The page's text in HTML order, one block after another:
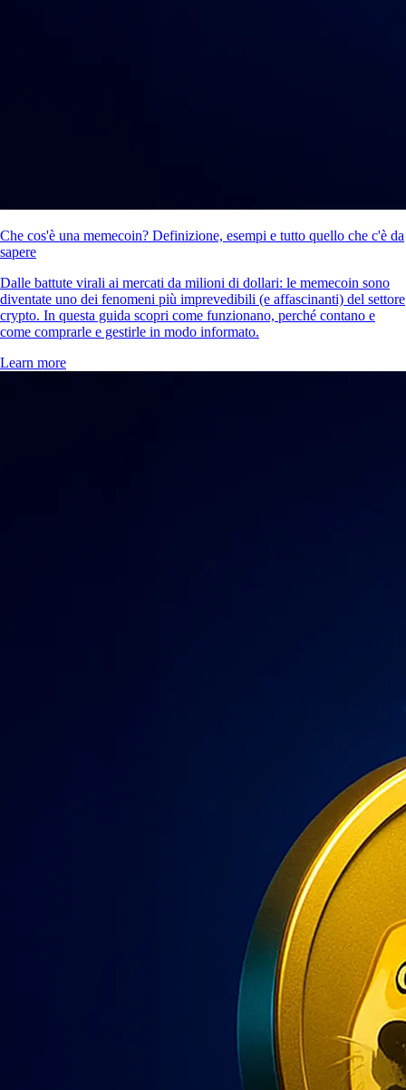
Che cos'è una memecoin? Definizione, esempi e tutto quello che c'è da
sapere
Dalle battute virali ai mercati da milioni di dollari: le memecoin sono
diventate uno dei fenomeni più imprevedibili (e affascinanti) del settore
crypto. In questa guida scopri come funzionano, perché contano e
come comprarle e gestirle in modo informato.
Learn more